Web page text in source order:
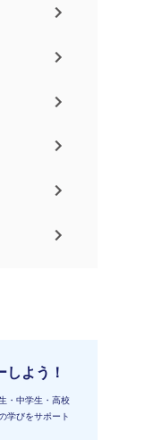
よう！
・中学生・高校
学びをサポート